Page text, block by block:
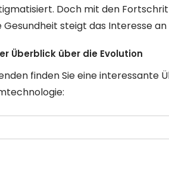
Doch mit den
Gesundheit steigt das Interesse
Überblick über die Evolution
finden Sie eine interessante